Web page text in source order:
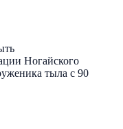
Ногайского
тыла с 90